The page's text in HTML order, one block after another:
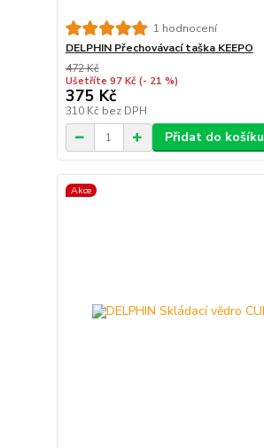
1 hodnocení
DELPHIN Přechovávací taška KEEPO
472 Kč
Ušetříte 97 Kč (- 21 %)
375 Kč
310 Kč bez DPH
Přidat do košíku
Akce